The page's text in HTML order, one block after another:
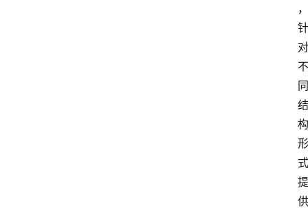
，
针
对
不
同
结
构
形
式
提
供